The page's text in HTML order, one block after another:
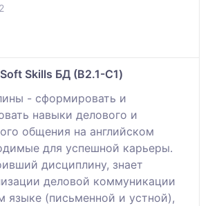
Skills БД (B2.1-C1)
- сформировать и
навыки делового и
общения на английском
для успешной карьеры.
дисциплину, знает
деловой коммуникации
языке (письменной и устной),